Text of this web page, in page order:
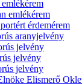
emlékérem
érdemérem
aranyjelvény
jelvény
jelvény
jelvény
Elismerő